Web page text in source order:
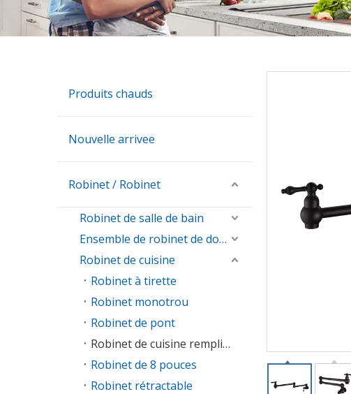
Produits chauds
Nouvelle arrivee
Robinet / Robinet
Robinet de salle de bain
Ensemble de robinet de douche
Robinet de cuisine
Robinet à tirette
Robinet monotrou
Robinet de pont
Robinet de cuisine remplisseur de pot
Robinet de 8 pouces
Robinet rétractable